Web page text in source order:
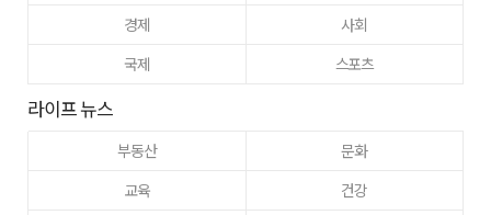
경제
사회
국제
스포츠
라이프 뉴스
부동산
문화
교육
건강